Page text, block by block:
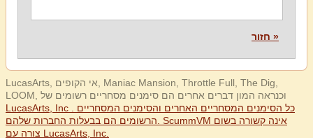
« חזור
LucasArts, אי הקופים, Maniac Mansion, Throttle Full, The Dig,
LOOM, וכנראה המון דברים אחרים הם סימנים מסחריים רשומים של
LucasArts, Inc . כל הסימנים המסחריים האחרים והסימנים המסחריים
הרשומים הם בבעלות החברות שלהם. ScummVM אינה קשורה בשום
צורה עם LucasArts, Inc.